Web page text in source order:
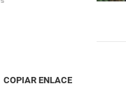
COPIAR ENLACE